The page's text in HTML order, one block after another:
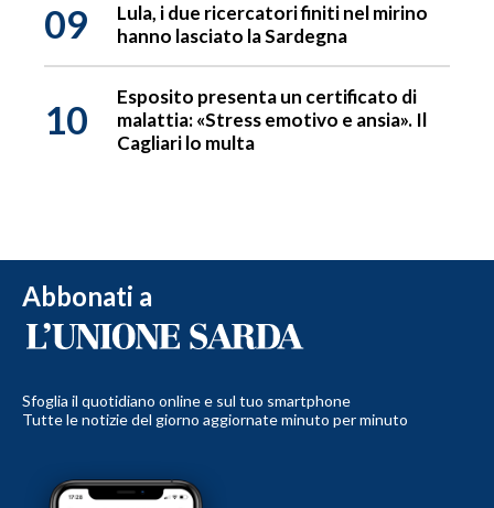
09
Lula, i due ricercatori finiti nel mirino
hanno lasciato la Sardegna
10
Esposito presenta un certificato di
malattia: «Stress emotivo e ansia». Il
Cagliari lo multa
Abbonati a
Sfoglia il quotidiano online e sul tuo smartphone
Tutte le notizie del giorno aggiornate minuto per minuto